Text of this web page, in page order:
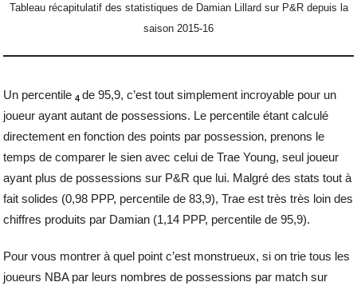
Tableau récapitulatif des statistiques de Damian Lillard sur P&R depuis la
saison 2015-16
Un percentile 4de 95,9, c’est tout simplement incroyable pour un
joueur ayant autant de possessions. Le percentile étant calculé
directement en fonction des points par possession, prenons le
temps de comparer le sien avec celui de Trae Young, seul joueur
ayant plus de possessions sur P&R que lui. Malgré des stats tout à
fait solides (0,98 PPP, percentile de 83,9), Trae est très très loin des
chiffres produits par Damian (1,14 PPP, percentile de 95,9).
Pour vous montrer à quel point c’est monstrueux, si on trie tous les
joueurs NBA par leurs nombres de possessions par match sur